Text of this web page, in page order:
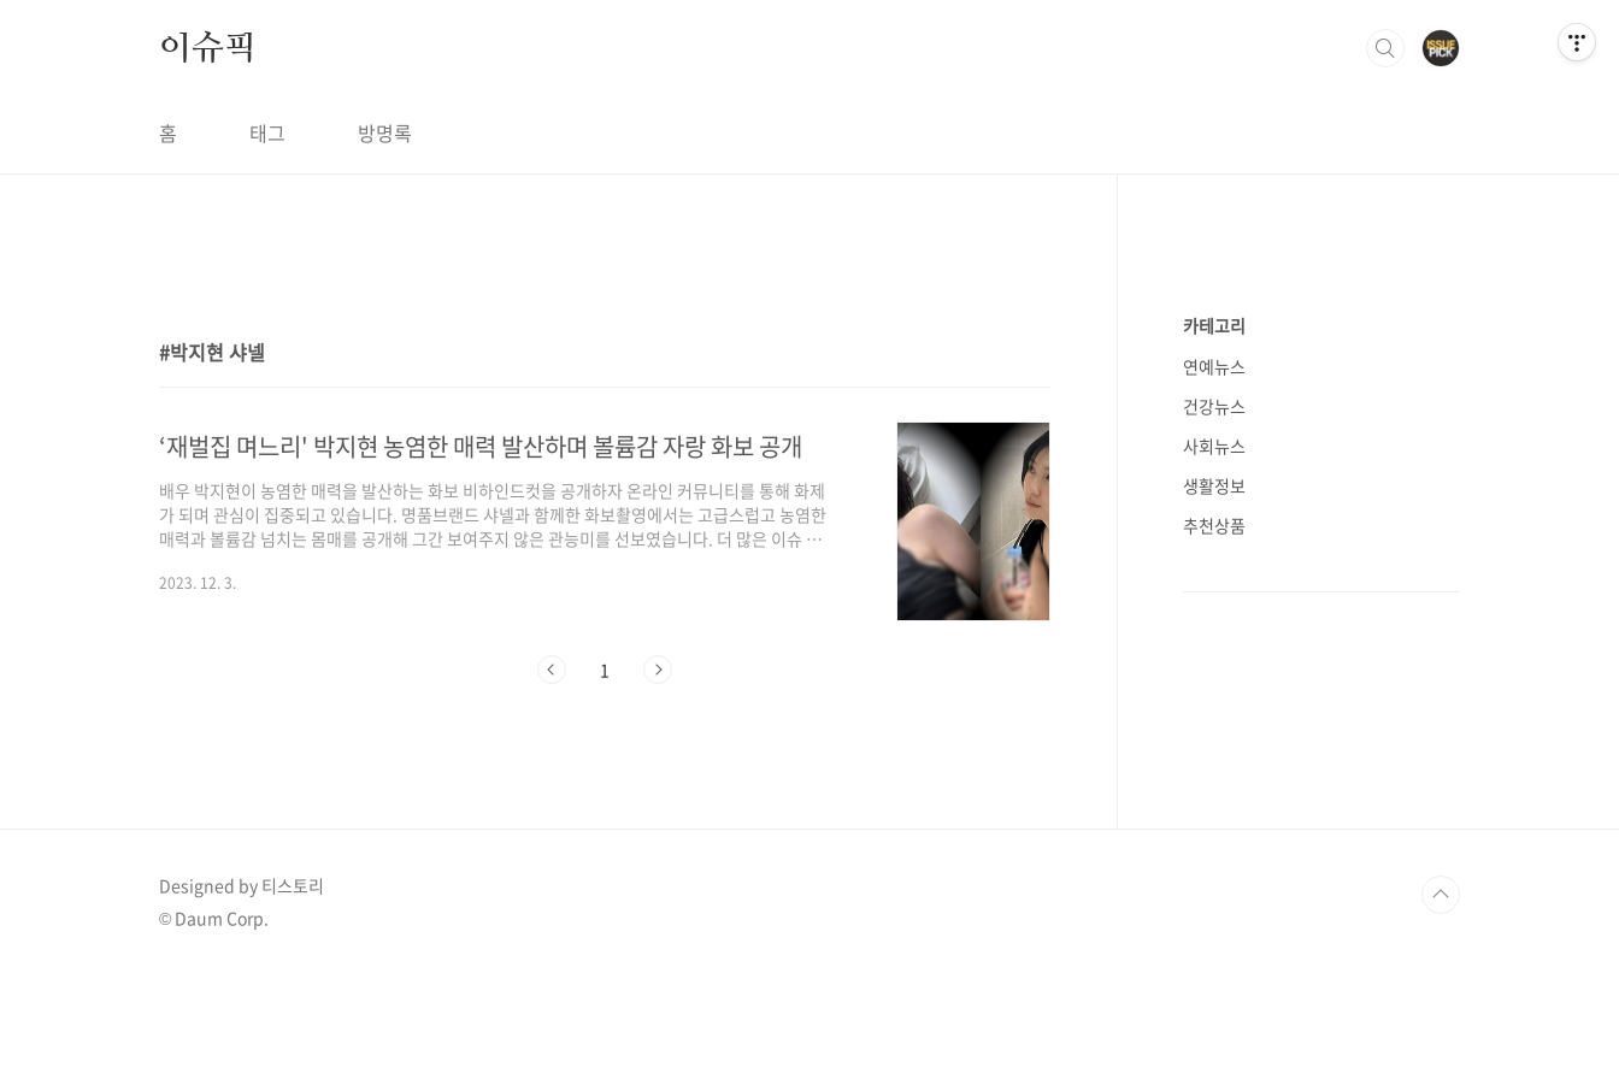
이슈픽
홈 태그 방명록
박지현 샤넬
‘재벌집 며느리' 박지현 농염한 매력 발산하며 볼륨감 자랑 화보 공개
배우 박지현이 농염한 매력을 발산하는 화보 비하인드컷을 공개하자 온라인 커뮤니티를 통해 화제
가 되며 관심이 집중되고 있습니다. 명품브랜드 샤넬과 함께한 화보촬영에서는 고급스럽고 농염한
매력과 볼륨감 넘치는 몸매를 공개해 그간 보여주지 않은 관능미를 선보였습니다. 더 많은 이슈 확
으로 패션브랜드 샤넬과 함께 한 화보촬영 사진을 공개했습니다. 사진 속에서 검정 슬립 차림의 박
2023. 12. 3.
1
카테고리
연예뉴스
건강뉴스
사회뉴스
생활정보
추천상품
Designed by 티스토리
© Daum Corp.